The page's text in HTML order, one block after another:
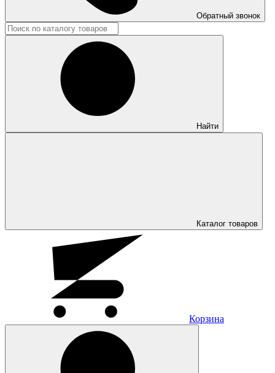
Обратный звонок
Найти
Каталог товаров
Корзина